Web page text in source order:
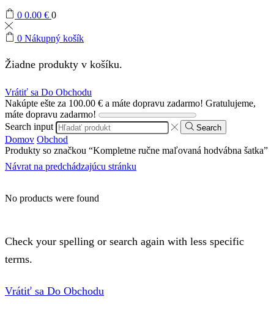
0 0.00 € 0
0 Nákupný košík
Žiadne produkty v košíku.
Vrátiť sa Do Obchodu
Nakúpte ešte za 100.00 € a máte dopravu zadarmo! Gratulujeme,
máte dopravu zadarmo!
Search input
Search
Domov Obchod
Produkty so značkou “Kompletne ručne maľovaná hodvábna šatka”
Návrat na predchádzajúcu stránku
No products were found
Check your spelling or search again with less specific
terms.
Vrátiť sa Do Obchodu